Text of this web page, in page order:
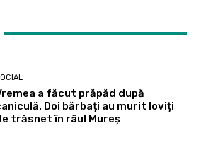
a făcut prăpăd după
Doi bărbați au murit loviți
trăsnet în râul Mureș